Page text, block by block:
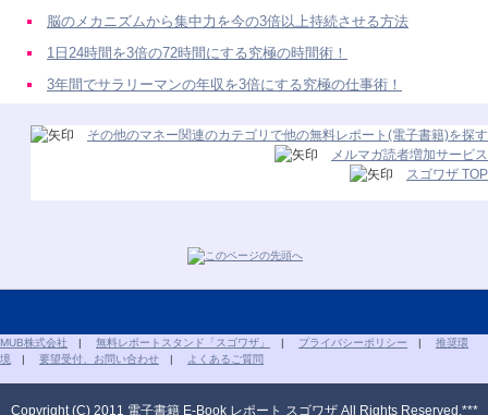
脳のメカニズムから集中力を今の3倍以上持続させる方法
1日24時間を3倍の72時間にする究極の時間術！
3年間でサラリーマンの年収を3倍にする究極の仕事術！
その他のマネー関連のカテゴリで他の無料レポート(電子書籍)を探す
メルマガ読者増加サービス
スゴワザ TOP
MUB株式会社 | 無料レポートスタンド「スゴワザ」 | プライバシーポリシー | 推奨環
境 | 要望受付、お問い合わせ | よくあるご質問
Copyright (C) 2011 電子書籍 E-Book レポート スゴワザ All Rights Reserved.***